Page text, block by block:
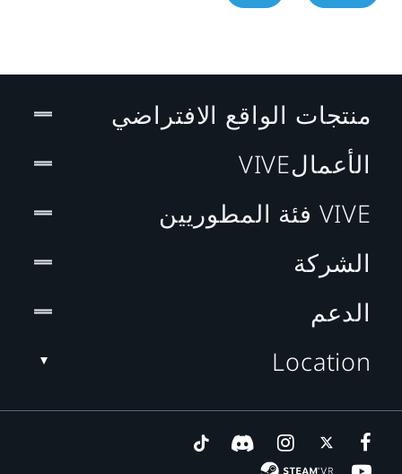
منتجات الواقع الافتراضي
الأعمالVIVE
VIVE فئة المطوريين
الشركة
الدعم
Location